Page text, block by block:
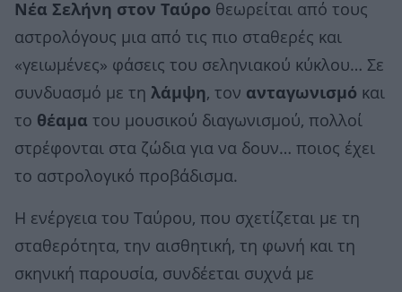
Νέα Σελήνη στον Ταύρο θεωρείται από τους
αστρολόγους μια από τις πιο σταθερές και
«γειωμένες» φάσεις του σεληνιακού κύκλου… Σε
συνδυασμό με τη λάμψη, τον ανταγωνισμό και
το θέαμα του μουσικού διαγωνισμού, πολλοί
στρέφονται στα ζώδια για να δουν… ποιος έχει
το αστρολογικό προβάδισμα.
Η ενέργεια του Ταύρου, που σχετίζεται με τη
σταθερότητα, την αισθητική, τη φωνή και τη
σκηνική παρουσία, συνδέεται συχνά με